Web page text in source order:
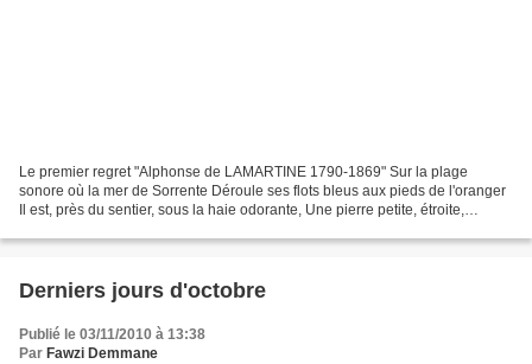
Le premier regret "Alphonse de LAMARTINE 1790-1869" Sur la plage
sonore où la mer de Sorrente Déroule ses flots bleus aux pieds de l'oranger
Il est, près du sentier, sous la haie odorante, Une pierre petite, étroite,
Derniers jours d'octobre
Publié le 03/11/2010 à 13:38
Par Fawzi Demmane